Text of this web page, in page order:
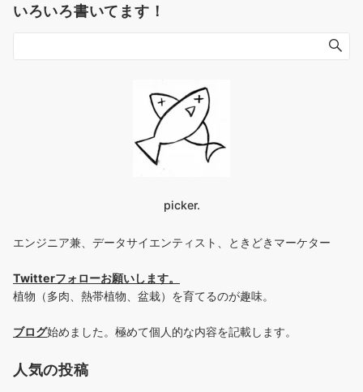
いろいろ書いてます！
picker.
エンジニア兼、データサイエンティスト、ときどきマーケター
Twitterフォローお願いします。
植物（多肉、熱帯植物、盆栽）を育てるのが趣味。
ブログ始めました。極めて個人的な内容を記載します。
人気の投稿